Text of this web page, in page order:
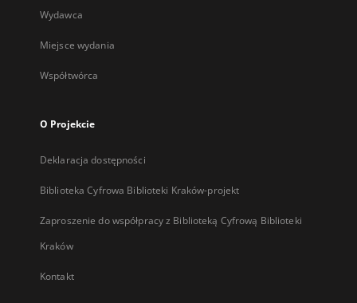
Wydawca
Miejsce wydania
Współtwórca
O Projekcie
Deklaracja dostępności
Biblioteka Cyfrowa Biblioteki Kraków-projekt
Zaproszenie do współpracy z Biblioteką Cyfrową Biblioteki
Kraków
Kontakt